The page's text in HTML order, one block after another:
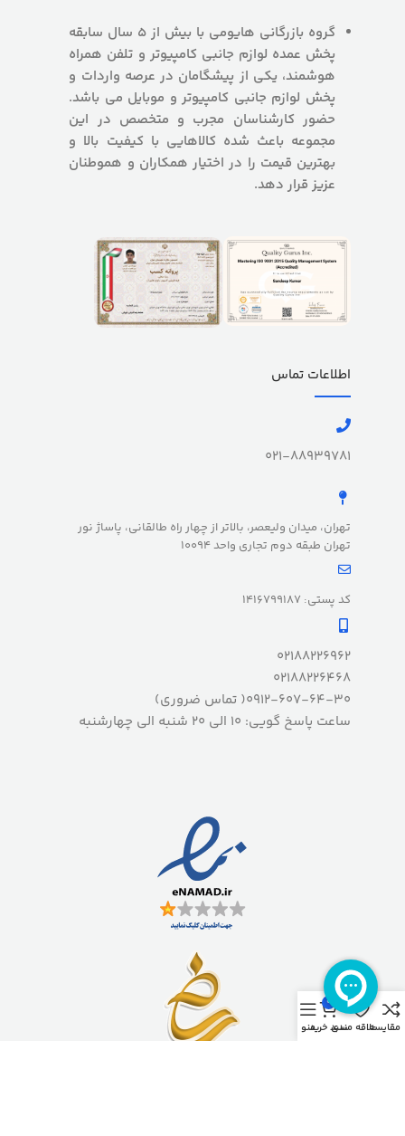
گروه بازرگانی هایومی با بیش از 5 سال سابقه
پخش عمده لوازم جانبی کامپیوتر و تلفن همراه
هوشمند، یکی از پیشگامان در عرصه واردات و
پخش لوازم جانبی کامپیوتر و موبایل می باشد.
حضور کارشناسان مجرب و متخصص در این
مجموعه باعث شده کالاهایی با کیفیت بالا و
بهترین قیمت را در اختیار همکاران و هموطنان
عزیز قرار دهد.
اطلاعات تماس
021-88939781
تهران، میدان ولیعصر، بالاتر از چهار راه طالقانی، پاساژ نور
تهران طبقه دوم تجاری واحد 10094
کد پستی: 1416799187
02188226962
02188226468
0912-607-64-30( تماس ضروری)
ساعت پاسخ گویی: 10 الی 20 شنبه الی چهارشنبه
مقایسهعلاقه مندی
0
سبد خریدمنو